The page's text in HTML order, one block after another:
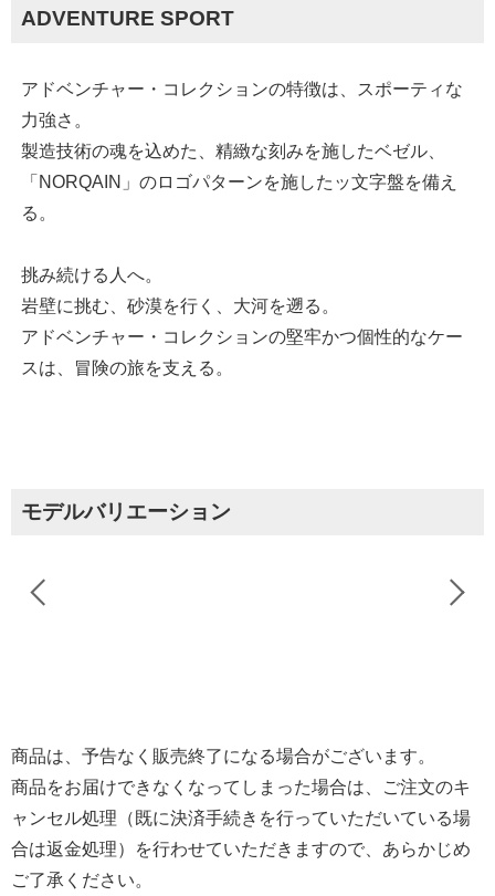
ADVENTURE SPORT
アドベンチャー・コレクションの特徴は、スポーティな
力強さ。
製造技術の魂を込めた、精緻な刻みを施したベゼル、
「NORQAIN」のロゴパターンを施したッ文字盤を備え
る。
挑み続ける人へ。
岩壁に挑む、砂漠を行く、大河を遡る。
アドベンチャー・コレクションの堅牢かつ個性的なケー
スは、冒険の旅を支える。
モデルバリエーション
商品は、予告なく販売終了になる場合がございます。
商品をお届けできなくなってしまった場合は、ご注文のキ
ャンセル処理（既に決済手続きを行っていただいている場
合は返金処理）を行わせていただきますので、あらかじめ
ご了承ください。